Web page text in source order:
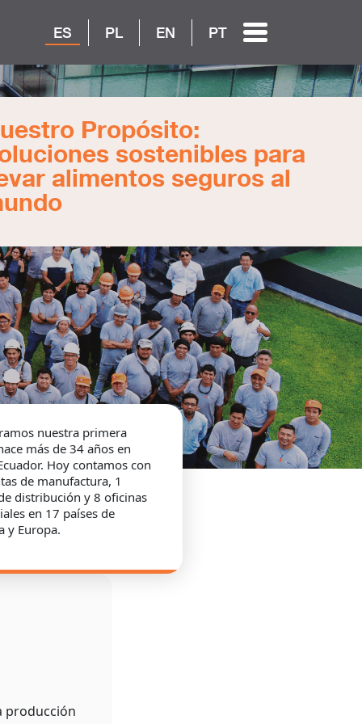
ES PL EN PT
Propósito:
sostenibles para
alimentos seguros al
nuestra primera
más de 34 años en
Hoy contamos con
de manufactura, 1
distribución y 8 oficinas
en 17 países de
y Europa.
producción